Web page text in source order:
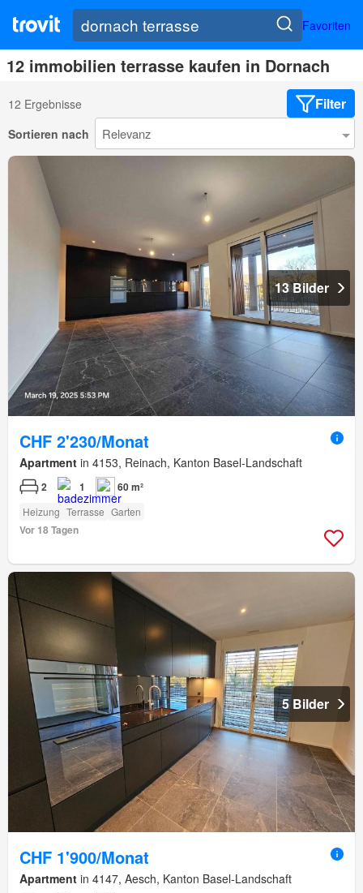
Favoriten
12 immobilien terrasse kaufen in Dornach
12 Ergebnisse Filter
Sortieren nach
13 Bilder
CHF 2'230/Monat
Apartment in 4153, Reinach, Kanton Basel-Landschaft
2 1 60 m²
Heizung Terrasse Garten
Vor 18 Tagen
5 Bilder
CHF 1'900/Monat
Apartment in 4147, Aesch, Kanton Basel-Landschaft